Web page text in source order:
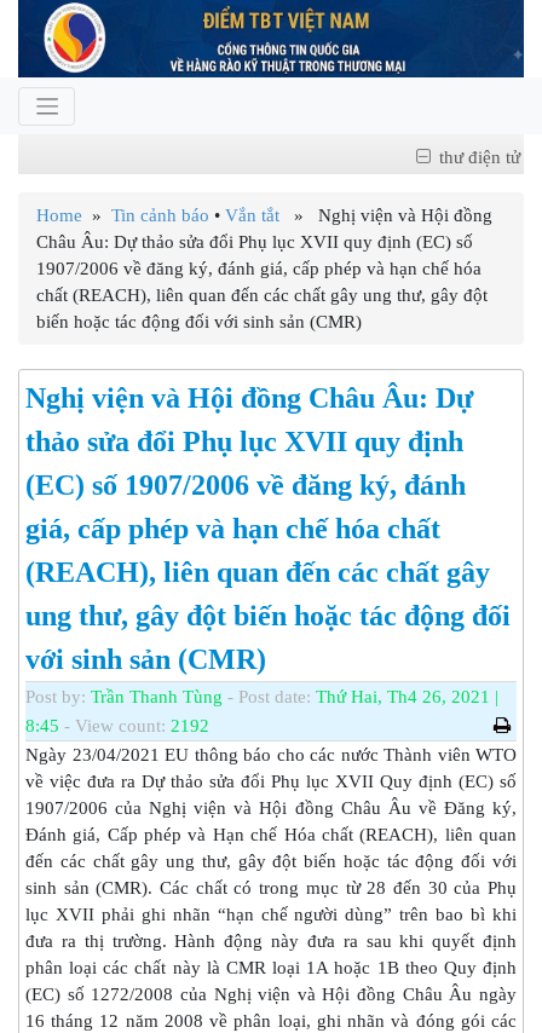
thư điện tử
Home » Tin cảnh báo • Vắn tắt » Nghị viện và Hội đồng
Châu Âu: Dự thảo sửa đổi Phụ lục XVII quy định (EC) số
1907/2006 về đăng ký, đánh giá, cấp phép và hạn chế hóa
chất (REACH), liên quan đến các chất gây ung thư, gây đột
biến hoặc tác động đối với sinh sản (CMR)
Nghị viện và Hội đồng Châu Âu: Dự
thảo sửa đổi Phụ lục XVII quy định
(EC) số 1907/2006 về đăng ký, đánh
giá, cấp phép và hạn chế hóa chất
(REACH), liên quan đến các chất gây
ung thư, gây đột biến hoặc tác động đối
với sinh sản (CMR)
Post by: Trần Thanh Tùng - Post date: Thứ Hai, Th4 26, 2021 |
8:45 - View count: 2192
Ngày 23/04/2021 EU thông báo cho các nước Thành viên WTO
về việc đưa ra Dự thảo sửa đổi Phụ lục XVII Quy định (EC) số
1907/2006 của Nghị viện và Hội đồng Châu Âu về Đăng ký,
Đánh giá, Cấp phép và Hạn chế Hóa chất (REACH), liên quan
đến các chất gây ung thư, gây đột biến hoặc tác động đối với
sinh sản (CMR). Các chất có trong mục từ 28 đến 30 của Phụ
lục XVII phải ghi nhãn “hạn chế người dùng” trên bao bì khi
đưa ra thị trường. Hành động này đưa ra sau khi quyết định
phân loại các chất này là CMR loại 1A hoặc 1B theo Quy định
(EC) số 1272/2008 của Nghị viện và Hội đồng Châu Âu ngày
16 tháng 12 năm 2008 về phân loại, ghi nhãn và đóng gói các